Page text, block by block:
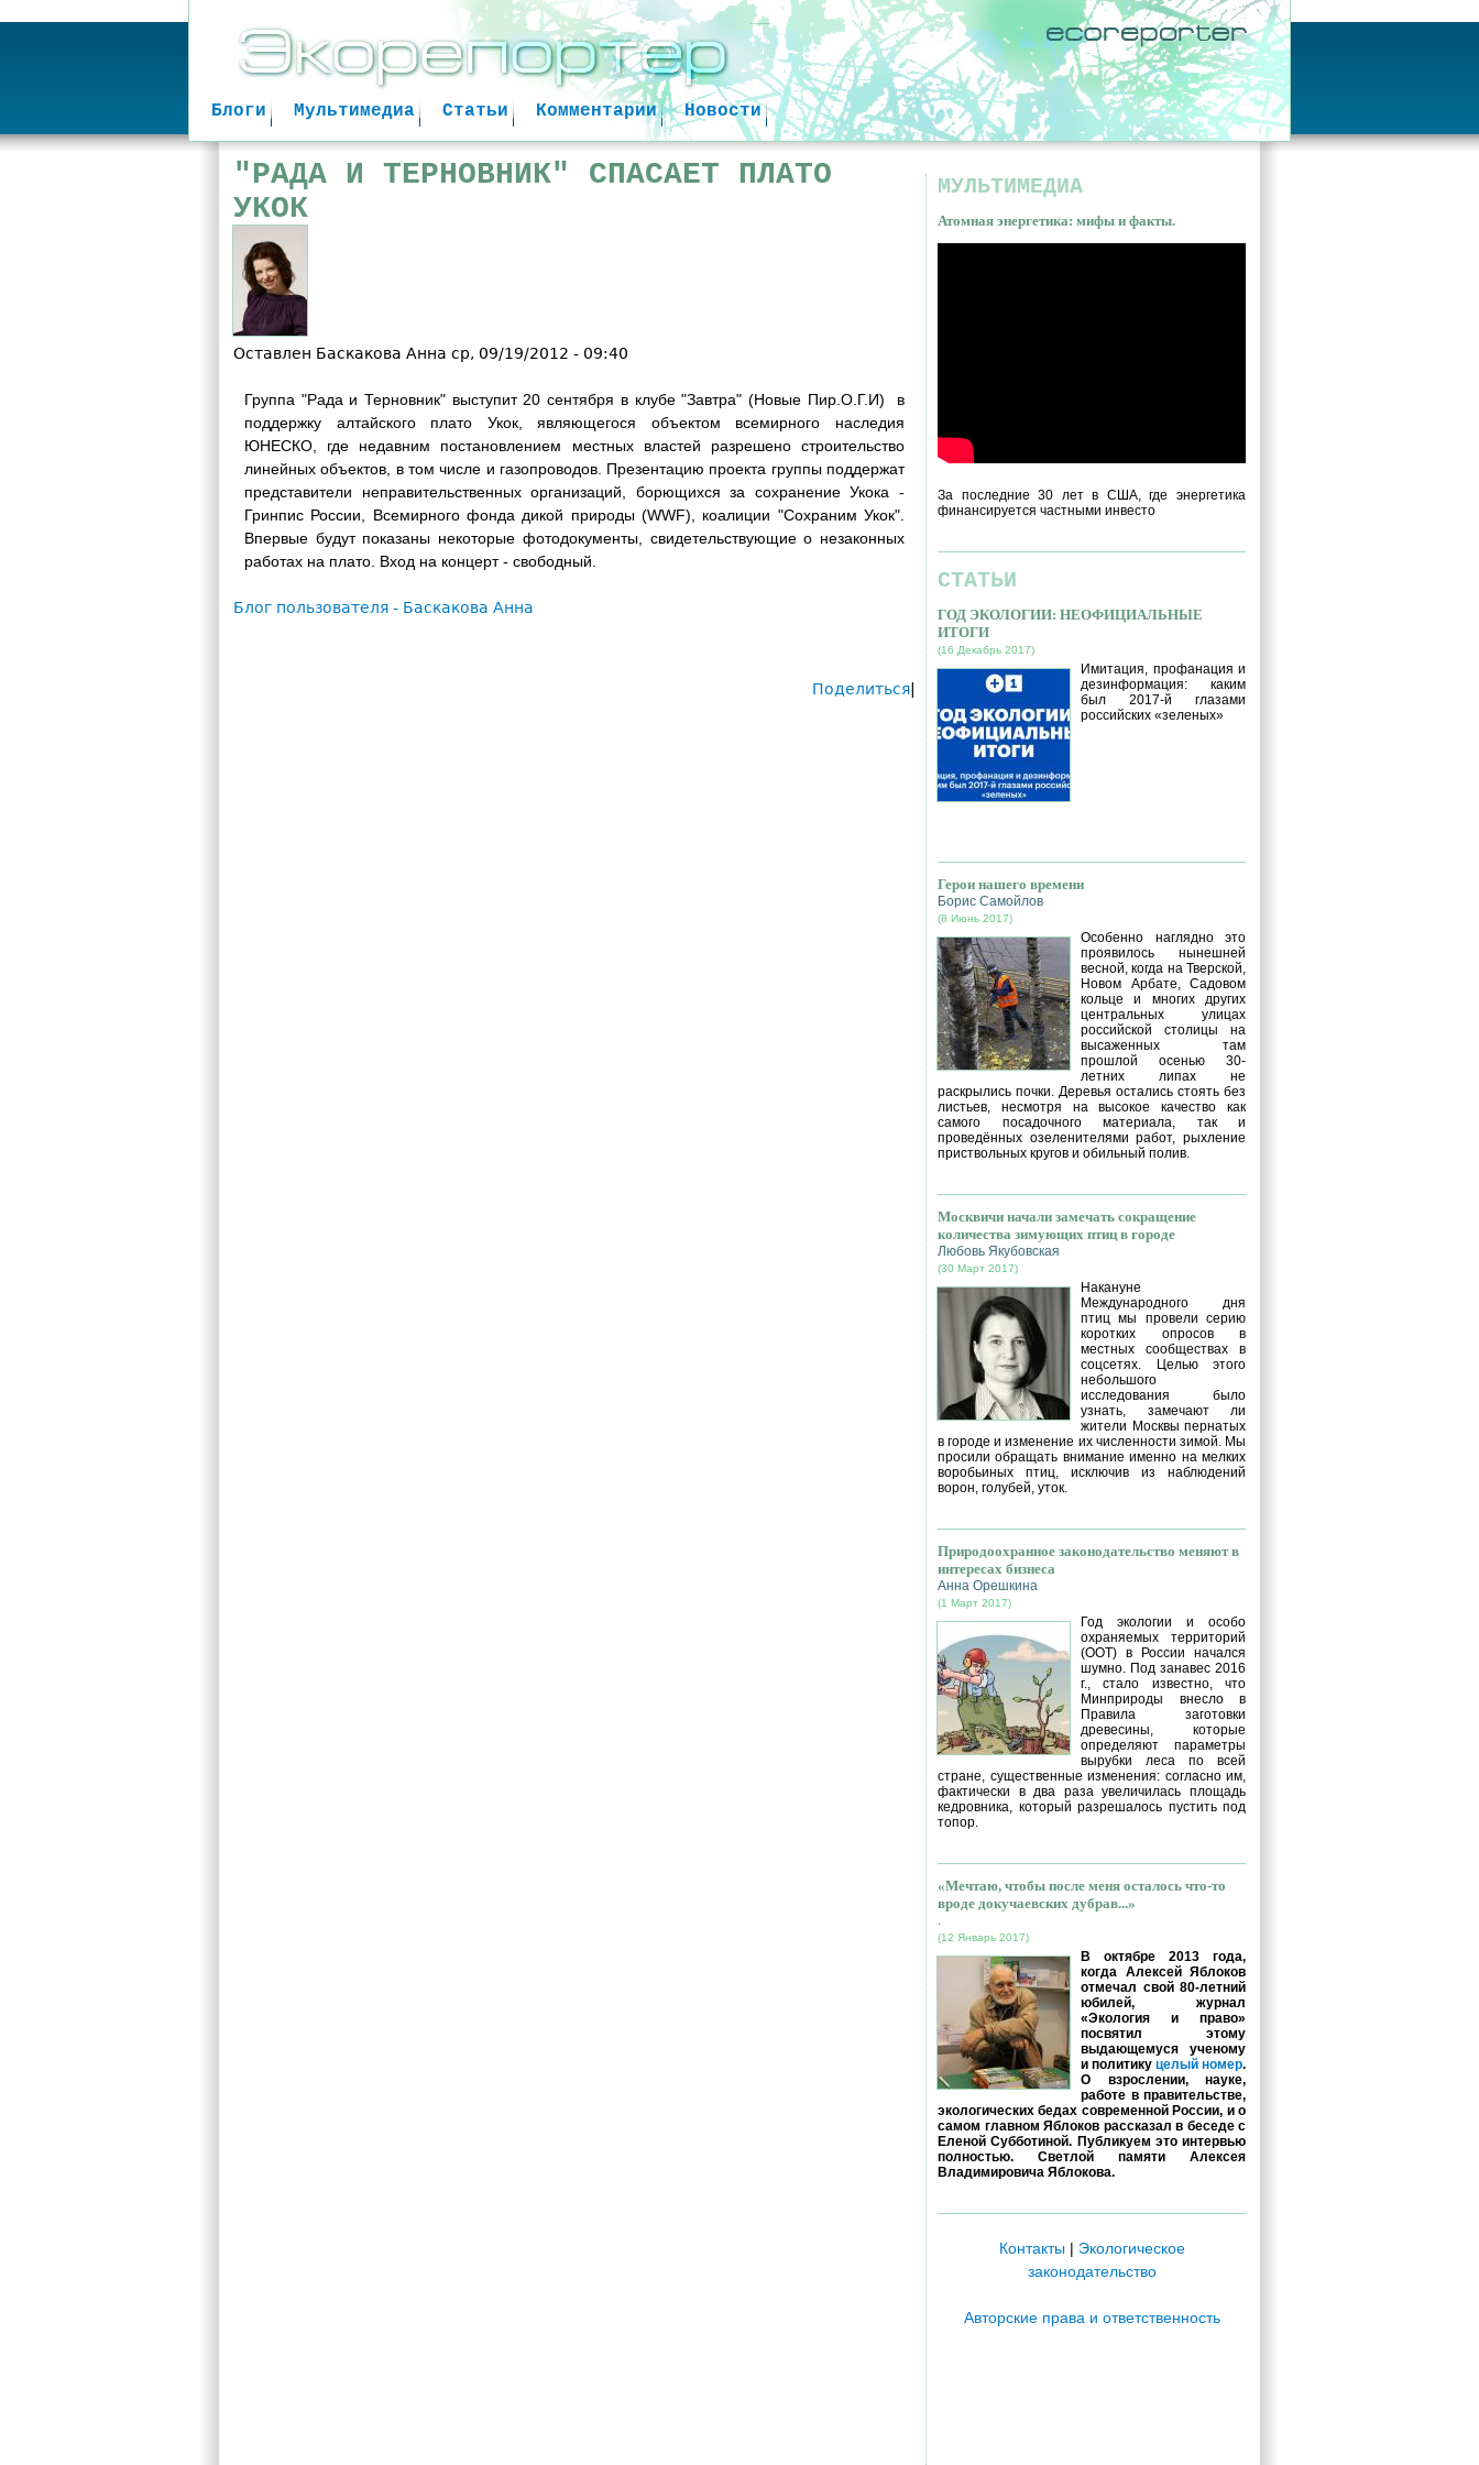
Jump to navigation
Новости
Комментарии
Статьи
Мультимедиа
Блоги
"РАДА И ТЕРНОВНИК" СПАСАЕТ ПЛАТО
УКОК
Оставлен Баскакова Анна ср, 09/19/2012 - 09:40
Группа "Рада и Терновник" выступит 20 сентября в клубе "Завтра" (Новые Пир.О.Г.И) в
поддержку алтайского плато Укок, являющегося объектом всемирного наследия
ЮНЕСКО, где недавним постановлением местных властей разрешено строительство
линейных объектов, в том числе и газопроводов. Презентацию проекта группы поддержат
представители неправительственных организаций, борющихся за сохранение Укока -
Гринпис России, Всемирного фонда дикой природы (WWF), коалиции "Сохраним Укок".
Впервые будут показаны некоторые фотодокументы, свидетельствующие о незаконных
работах на плато. Вход на концерт - свободный.
Блог пользователя - Баскакова Анна
Поделиться
МУЛЬТИМЕДИА
Атомная энергетика: мифы и факты.
За последние 30 лет в США, где энергетика
финансируется частными инвесто
СТАТЬИ
ГОД ЭКОЛОГИИ: НЕОФИЦИАЛЬНЫЕ
ИТОГИ
(16 Декабрь 2017)
Имитация, профанация и
дезинформация: каким
был 2017-й глазами
российских «зеленых»
Герои нашего времени
Борис Самойлов
(8 Июнь 2017)
Особенно наглядно это
проявилось нынешней
весной, когда на Тверской,
Новом Арбате, Садовом
кольце и многих других
центральных улицах
российской столицы на
высаженных там
прошлой осенью 30-
летних липах не
раскрылись почки. Деревья остались стоять без
листьев, несмотря на высокое качество как
самого посадочного материала, так и
проведённых озеленителями работ, рыхление
приствольных кругов и обильный полив.
Москвичи начали замечать сокращение
количества зимующих птиц в городе
Любовь Якубовская
(30 Март 2017)
Накануне
Международного дня
птиц мы провели серию
коротких опросов в
местных сообществах в
соцсетях. Целью этого
небольшого
исследования было
узнать, замечают ли
жители Москвы пернатых
в городе и изменение их численности зимой. Мы
просили обращать внимание именно на мелких
воробьиных птиц, исключив из наблюдений
ворон, голубей, уток.
Природоохранное законодательство меняют в
интересах бизнеса
Анна Орешкина
(1 Март 2017)
Год экологии и особо
охраняемых территорий
(ООТ) в России начался
шумно. Под занавес 2016
г., стало известно, что
Минприроды внесло в
Правила заготовки
древесины, которые
определяют параметры
вырубки леса по всей
стране, существенные изменения: согласно им,
фактически в два раза увеличилась площадь
кедровника, который разрешалось пустить под
топор.
«Мечтаю, чтобы после меня осталось что-то
вроде докучаевских дубрав...»
.
(12 Январь 2017)
В октябре 2013 года,
когда Алексей Яблоков
отмечал свой 80-летний
юбилей, журнал
«Экология и право»
посвятил этому
выдающемуся ученому
и политику целый номер.
О взрослении, науке,
работе в правительстве,
экологических бедах современной России, и о
самом главном Яблоков рассказал в беседе с
Еленой Субботиной. Публикуем это интервью
полностью. Светлой памяти Алексея
Владимировича Яблокова.
Контакты| Экологическое
законодательство
Авторские права и ответственность